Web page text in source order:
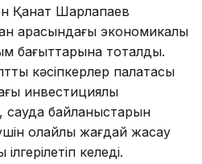
Қанат Шарлапаев
арасындағы экономикалық
бағыттарына тоқталды.
кәсіпкерлер палатасы
инвестициялық
сауда байланыстарын
қолайлы жағдай жасау
келеді.